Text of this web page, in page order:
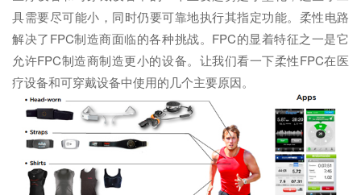
具需要尽可能小，同时仍要可靠地执行其指定功能。柔性电路
解决了FPC制造商面临的各种挑战。FPC的显着特征之一是它
允许FPC制造商制造更小的设备。让我们看一下柔性FPC在医
疗设备和可穿戴设备中使用的几个主要原因。